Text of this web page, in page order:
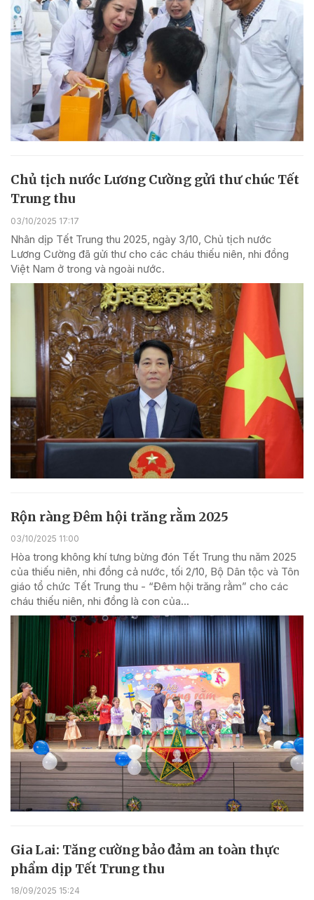
Chủ tịch nước Lương Cường gửi thư chúc Tết
Trung thu
03/10/2025 17:17
Nhân dịp Tết Trung thu 2025, ngày 3/10, Chủ tịch nước
Lương Cường đã gửi thư cho các cháu thiếu niên, nhi đồng
Việt Nam ở trong và ngoài nước.
Rộn ràng Đêm hội trăng rằm 2025
03/10/2025 11:00
Hòa trong không khí tưng bừng đón Tết Trung thu năm 2025
của thiếu niên, nhi đồng cả nước, tối 2/10, Bộ Dân tộc và Tôn
giáo tổ chức Tết Trung thu - “Đêm hội trăng rằm” cho các
cháu thiếu niên, nhi đồng là con của...
Gia Lai: Tăng cường bảo đảm an toàn thực
phẩm dịp Tết Trung thu
18/09/2025 15:24